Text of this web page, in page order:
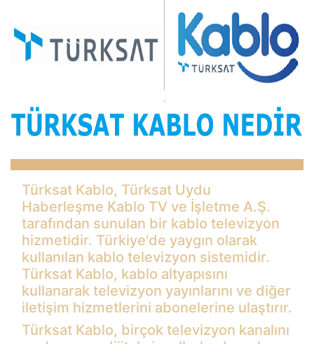
Türksat Kablo, Türksat Uydu
Haberleşme Kablo TV ve İşletme A.Ş.
tarafından sunulan bir kablo televizyon
hizmetidir. Türkiye'de yaygın olarak
kullanılan kablo televizyon sistemidir.
Türksat Kablo, kablo altyapısını
kullanarak televizyon yayınlarını ve diğer
iletişim hizmetlerini abonelerine ulaştırır.
Türksat Kablo, birçok televizyon kanalını